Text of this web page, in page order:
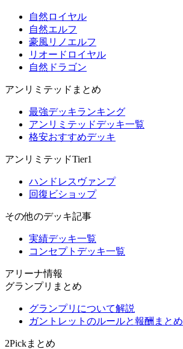
自然ロイヤル
自然エルフ
豪風リノエルフ
リオードロイヤル
自然ドラゴン
アンリミテッドまとめ
最強デッキランキング
アンリミテッドデッキ一覧
格安おすすめデッキ
アンリミテッドTier1
ハンドレスヴァンプ
回復ビショップ
その他のデッキ記事
実績デッキ一覧
コンセプトデッキ一覧
アリーナ情報
グランプリまとめ
グランプリについて解説
ガントレットのルールと報酬まとめ
2Pickまとめ